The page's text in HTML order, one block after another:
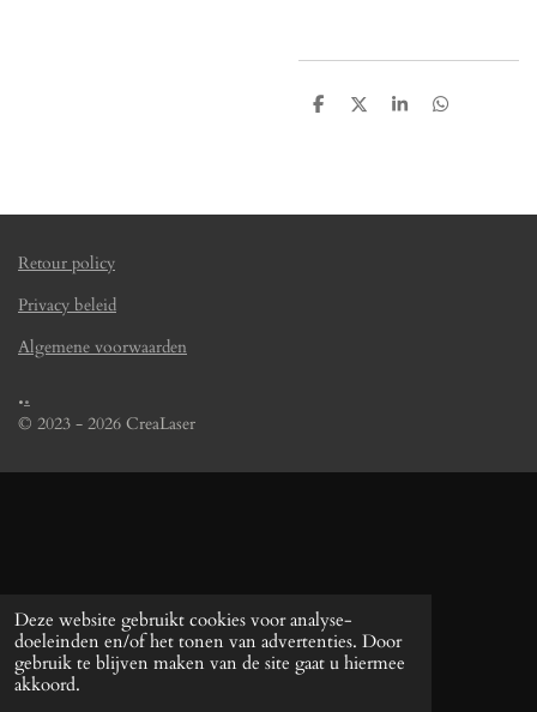
Deze website gebruikt cookies voor analyse-
doeleinden en/of het tonen van advertenties. Door
gebruik te blijven maken van de site gaat u hiermee
akkoord.
D
D
S
D
Retour policy
Privacy beleid
Algemene voorwaarden
..
© 2023 - 2026 CreaLaser